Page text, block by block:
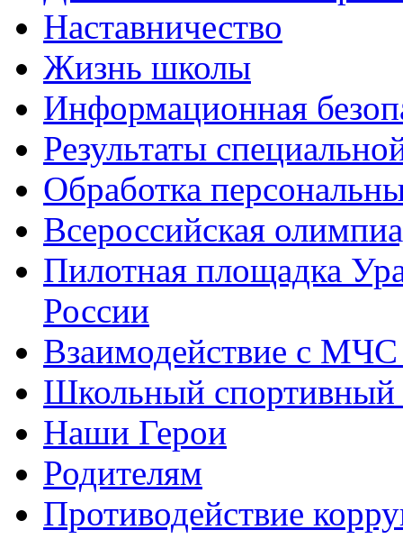
Наставничество
Жизнь школы
Информационная
Результаты
Обработка
Всероссийская
Пилотная площадка
России
Взаимодействие с
Школьный
Наши Герои
Родителям
Противодействие